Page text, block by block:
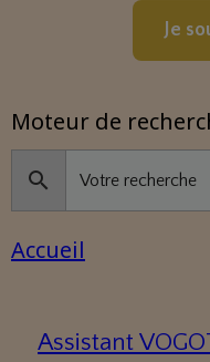
Je
Moteur de
Accueil
Assistant